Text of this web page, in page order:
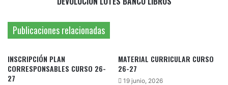
Publicaciones relacionadas
INSCRIPCIÓN PLAN
CORRESPONSABLES CURSO 26-
27
MATERIAL CURRICULAR CURSO
26-27
19 junio, 2026